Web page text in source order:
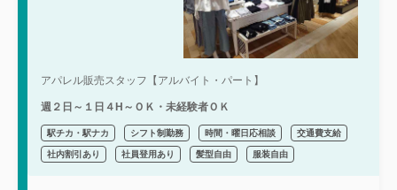
アパレル販売スタッフ【アルバイト・パート】
週２日～１日４H～ＯＫ・未経験者ＯＫ
駅チカ・駅ナカ シフト制勤務 時間・曜日応相談 交通費支給
社内割引あり 社員登用あり 髪型自由 服装自由